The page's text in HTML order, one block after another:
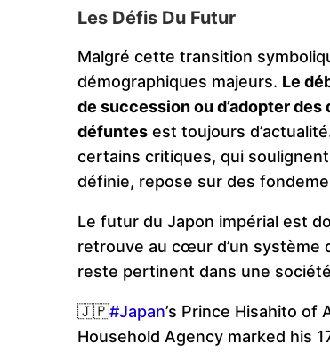
Les Défis Du Futur
Malgré cette transition
démographiques majeurs. Le
de succession ou d’adopter
défuntes est toujours
certains critiques, qui
définie, repose sur des
Le futur du Japon impérial est
retrouve au cœur d’un système
reste pertinent dans une
🇯🇵#Japan’s Prince Hisahito of
Household Agency marked his